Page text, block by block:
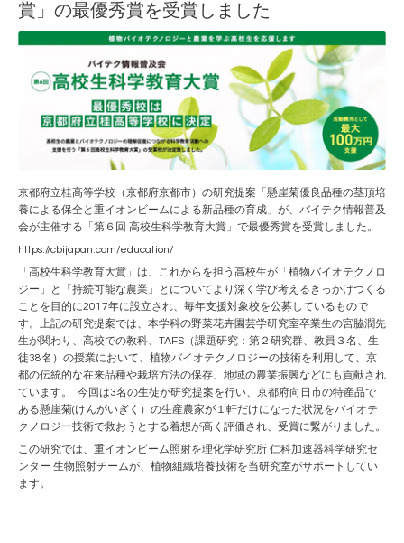
賞」の最優秀賞を受賞しました
京都府立桂高等学校（京都府京都市）の研究提案「懸崖菊優良品種の茎頂培
養による保全と重イオンビームによる新品種の育成」が、バイテク情報普及
会が主催する「第６回 高校生科学教育大賞」で最優秀賞を受賞しました。
https://cbijapan.com/education/
「高校生科学教育大賞」は、これからを担う高校生が「植物バイオテクノロ
ジー」と「持続可能な農業」とについてより深く学び考えるきっかけつくる
ことを目的に2017年に設立され、毎年支援対象校を公募しているもので
す。上記の研究提案では、本学科の野菜花卉園芸学研究室卒業生の宮脇潤先
生が関わり、高校での教科、TAFS（課題研究：第２研究群、教員３名、生
徒38名）の授業において、植物バイオテクノロジーの技術を利用して、京
都の伝統的な在来品種や栽培方法の保存、地域の農業振興などにも貢献され
ています。 今回は3名の生徒が研究提案を行い、京都府向日市の特産品で
ある懸崖菊(けんがいぎく）の生産農家が１軒だけになった状況をバイオテ
クノロジー技術で救おうとする着想が高く評価され、受賞に繋がりました。
この研究では、重イオンビーム照射を理化学研究所 仁科加速器科学研究セ
ンター 生物照射チームが、植物組織培養技術を当研究室がサポートしてい
ます。